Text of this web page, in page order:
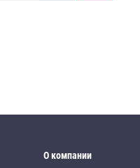
О компании